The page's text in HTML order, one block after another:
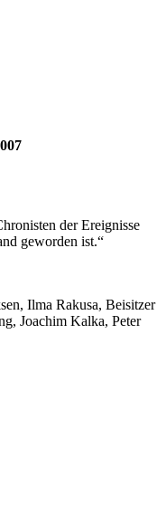
der Ereignisse
geworden ist.
Ilma Rakusa, Beisitzer
Joachim Kalka, Peter